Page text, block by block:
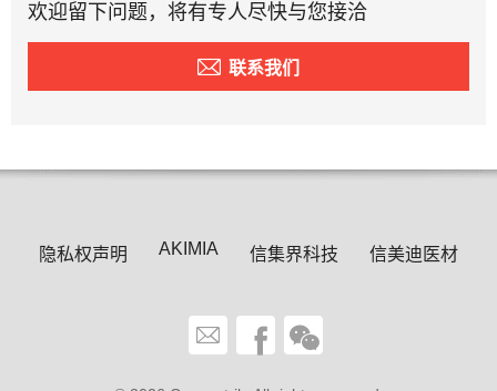
欢迎留下问题，将有专人尽快与您接洽
联系我们
隐私权声明 AKIMIA 信集界科技 信美迪医材